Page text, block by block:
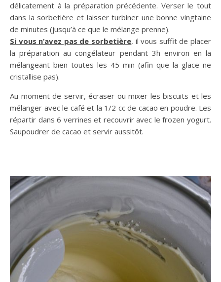
délicatement à la préparation précédente. Verser le tout
dans la sorbetière et laisser turbiner une bonne vingtaine
de minutes (jusqu’à ce que le mélange prenne).
Si vous n’avez pas de sorbetière, il vous suffit de placer
la préparation au congélateur pendant 3h environ en la
mélangeant bien toutes les 45 min (afin que la glace ne
cristallise pas).
Au moment de servir, écraser ou mixer les biscuits et les
mélanger avec le café et la 1/2 cc de cacao en poudre. Les
répartir dans 6 verrines et recouvrir avec le frozen yogurt.
Saupoudrer de cacao et servir aussitôt.